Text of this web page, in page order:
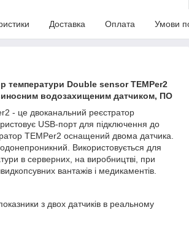
Доставка Оплата Умови
температури Double sensor TEMPer2
водозахищеним датчиком, ПО
- це двоканальний реєстратор
USB-порт для підключення до
TEMPer2 оснащений двома датчика.
Використовується для
в серверних, на виробництві, при
вантажів і медикаментів.
з двох датчиків в реальному